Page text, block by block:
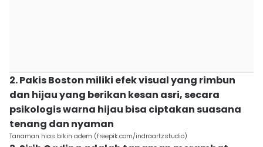
2. Pakis Boston miliki efek visual yang rimbun
dan hijau yang berikan kesan asri, secara
psikologis warna hijau bisa ciptakan suasana
tenang dan nyaman
Tanaman hias bikin adem (freepik.com/indraartzstudio)